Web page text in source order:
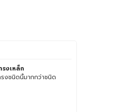
งเหล็ก
รงชนิดนี้มากกว่าชนิด